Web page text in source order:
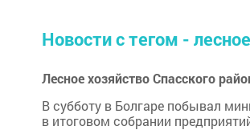
Новости с тегом -
Лесное хозяйство Спасского
В субботу в Болгаре побывал
в итоговом собрании